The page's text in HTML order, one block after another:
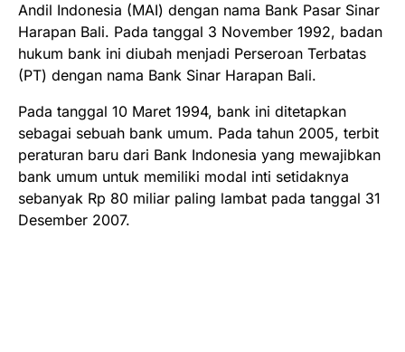
Andil Indonesia (MAI) dengan nama Bank Pasar Sinar
Harapan Bali. Pada tanggal 3 November 1992, badan
hukum bank ini diubah menjadi Perseroan Terbatas
(PT) dengan nama Bank Sinar Harapan Bali.
Pada tanggal 10 Maret 1994, bank ini ditetapkan
sebagai sebuah bank umum. Pada tahun 2005, terbit
peraturan baru dari Bank Indonesia yang mewajibkan
bank umum untuk memiliki modal inti setidaknya
sebanyak Rp 80 miliar paling lambat pada tanggal 31
Desember 2007.